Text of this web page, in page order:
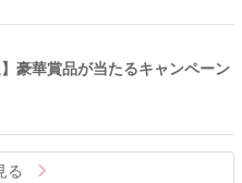
】豪華賞品が当たるキャンペーン
る